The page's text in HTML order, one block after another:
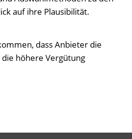
auf ihre Plausibilität.
dass Anbieter die
höhere Vergütung